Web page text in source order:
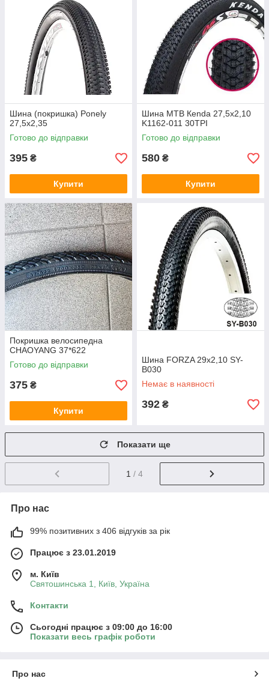
Шина (покришка) Ponely
27,5х2,35
Готово до відправки
395 ₴
Купити
Шина MTB Кеnda 27,5х2,10
K1162-011 30TPI
Готово до відправки
580 ₴
Купити
Покришка велосипедна
CHAOYANG 37*622
Готово до відправки
375 ₴
Купити
Шина FORZA 29х2,10 SY-
В030
Немає в наявності
392 ₴
Показати ще
1 / 4
Про нас
99% позитивних з 406 відгуків за рік
Працює з 23.01.2019
м. Київ
Святошинська 1, Київ, Україна
Контакти
Сьогодні працює з 09:00 до 16:00
Показати весь графік роботи
Про нас